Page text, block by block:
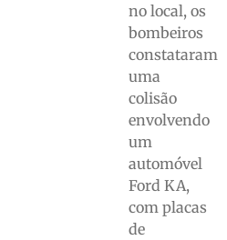
no local, os
bombeiros
constataram
uma
colisão
envolvendo
um
automóvel
Ford KA,
com placas
de